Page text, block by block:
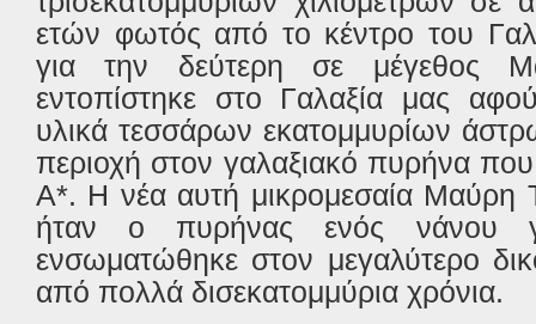
ετών φωτός από το κέντρο του
για την δεύτερη σε μέγεθος
εντοπίστηκε στο Γαλαξία μας
υλικά τεσσάρων εκατομμυρίων
περιοχή στον γαλαξιακό πυρήνα που
Α*. Η νέα αυτή μικρομεσαία Μαύρη
ήταν ο πυρήνας ενός νάνου
ενσωματώθηκε στον μεγαλύτερο
από πολλά δισεκατομμύρια χρόνια.